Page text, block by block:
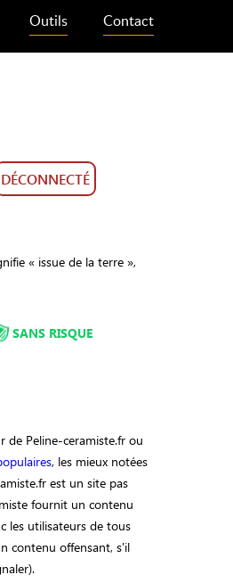
Outils Contact
DÉCONNECTÉ
« issue de la terre »,
SANS RISQUE
de Peline-ceramiste.fr ou
, les mieux notées
est un site pas
fournit un contenu
les utilisateurs de tous
contenu offensant, s'il